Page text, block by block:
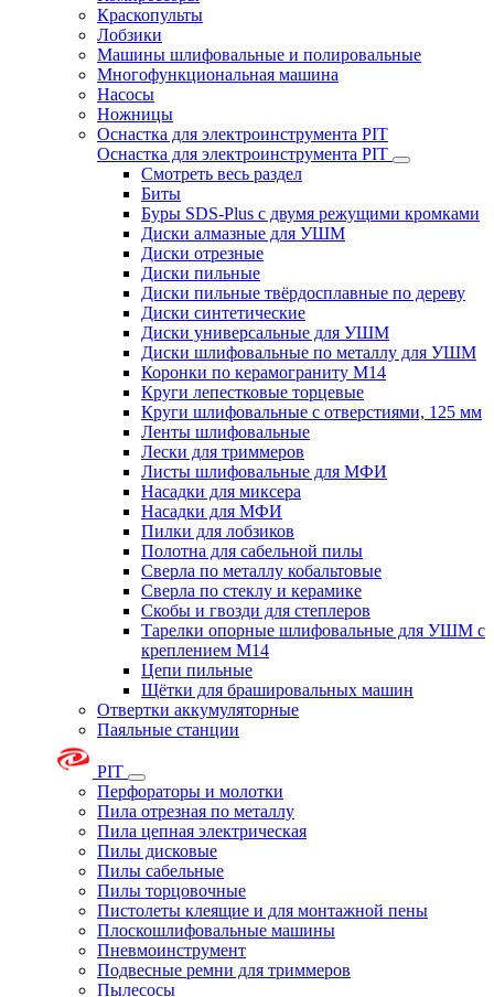
Краскопульты
Лобзики
Машины шлифовальные и полировальные
Многофункциональная машина
Насосы
Ножницы
Оснастка для электроинструмента PIT
Оснастка для электроинструмента PIT
Смотреть весь раздел
Биты
Буры SDS-Plus c двумя режущими кромками
Диски алмазные для УШМ
Диски отрезные
Диски пильные
Диски пильные твёрдосплавные по дереву
Диски синтетические
Диски универсальные для УШМ
Диски шлифовальные по металлу для УШМ
Коронки по керамограниту M14
Круги лепестковые торцевые
Круги шлифовальные с отверстиями, 125 мм
Ленты шлифовальные
Лески для триммеров
Листы шлифовальные для МФИ
Насадки для миксера
Насадки для МФИ
Пилки для лобзиков
Полотна для сабельной пилы
Сверла по металлу кобальтовые
Сверла по стеклу и керамике
Скобы и гвозди для степлеров
Тарелки опорные шлифовальные для УШМ с
креплением М14
Цепи пильные
Щётки для брашировальных машин
Отвертки аккумуляторные
Паяльные станции
PIT
Перфораторы и молотки
Пила отрезная по металлу
Пила цепная электрическая
Пилы дисковые
Пилы сабельные
Пилы торцовочные
Пистолеты клеящие и для монтажной пены
Плоскошлифовальные машины
Пневмоинструмент
Подвесные ремни для триммеров
Пылесосы